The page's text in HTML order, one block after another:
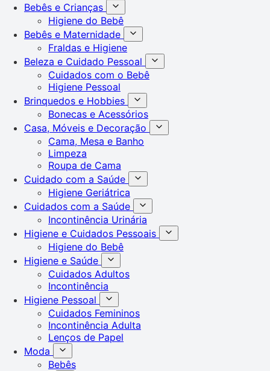
Bebês e Crianças
Higiene do Bebê
Bebês e Maternidade
Fraldas e Higiene
Beleza e Cuidado Pessoal
Cuidados com o Bebê
Higiene Pessoal
Brinquedos e Hobbies
Bonecas e Acessórios
Casa, Móveis e Decoração
Cama, Mesa e Banho
Limpeza
Roupa de Cama
Cuidado com a Saúde
Higiene Geriátrica
Cuidados com a Saúde
Incontinência Urinária
Higiene e Cuidados Pessoais
Higiene do Bebê
Higiene e Saúde
Cuidados Adultos
Incontinência
Higiene Pessoal
Cuidados Femininos
Incontinência Adulta
Lenços de Papel
Moda
Bebês